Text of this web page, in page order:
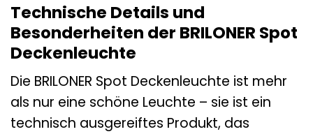
Technische Details und
Besonderheiten der BRILONER Spot
Deckenleuchte
Die BRILONER Spot Deckenleuchte ist mehr
als nur eine schöne Leuchte – sie ist ein
technisch ausgereiftes Produkt, das